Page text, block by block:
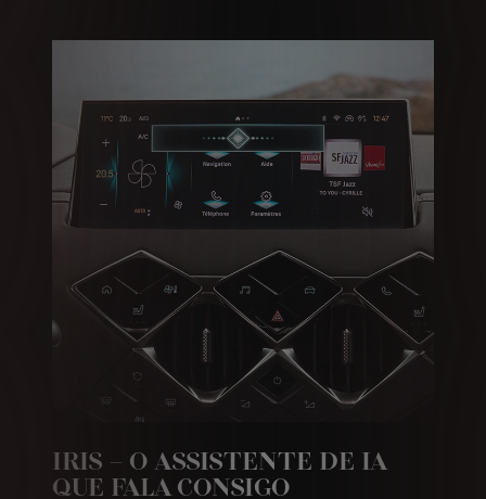
QUE FALA CONSIGO
ACEITAR TUDO